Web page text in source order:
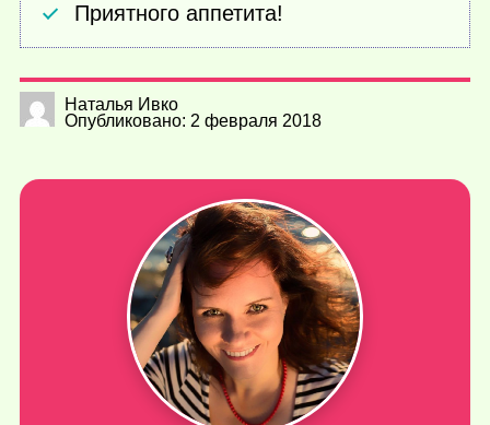
Приятного аппетита!
Наталья Ивко
Опубликовано: 2 февраля 2018